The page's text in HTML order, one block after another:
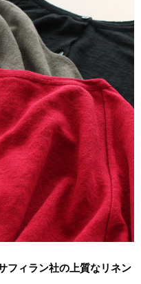
フィラン社の上質なリネン